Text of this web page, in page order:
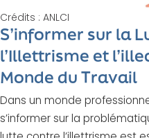
Crédits : ANLCI
S’informer sur la
l’Illettrisme et
Monde du Travail
Dans un monde
s’informer sur la